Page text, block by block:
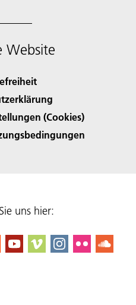
Website
(Cookies)
uns hier: